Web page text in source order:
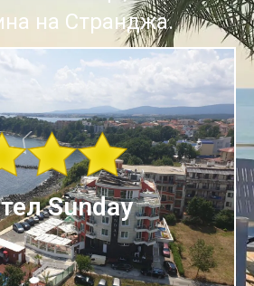
на Странджа.
Sunday
Sunday
Съндей, Китен на южното
крайбрежие.
Към хотела